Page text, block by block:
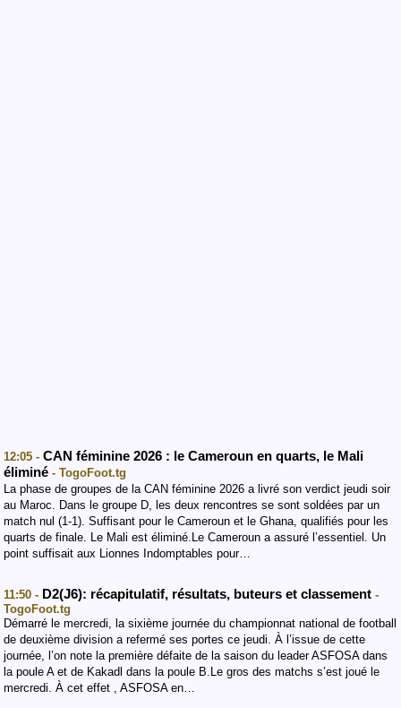
12:05 - CAN féminine 2026 : le Cameroun en quarts, le Mali
éliminé - TogoFoot.tg
La phase de groupes de la CAN féminine 2026 a livré son verdict jeudi soir
au Maroc. Dans le groupe D, les deux rencontres se sont soldées par un
match nul (1-1). Suffisant pour le Cameroun et le Ghana, qualifiés pour les
quarts de finale. Le Mali est éliminé.Le Cameroun a assuré l’essentiel. Un
point suffisait aux Lionnes Indomptables pour…
11:50 - D2(J6): récapitulatif, résultats, buteurs et classement -
TogoFoot.tg
Démarré le mercredi, la sixième journée du championnat national de football
de deuxième division a refermé ses portes ce jeudi. À l’issue de cette
journée, l’on note la première défaite de la saison du leader ASFOSA dans
la poule A et de Kakadl dans la poule B.Le gros des matchs s’est joué le
mercredi. À cet effet , ASFOSA en…